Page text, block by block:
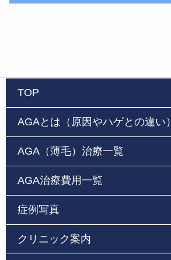
TOP
AGAとは（原因やハゲとの違い）
AGA（薄毛）治療一覧
AGA治療費用一覧
症例写真
クリニック案内